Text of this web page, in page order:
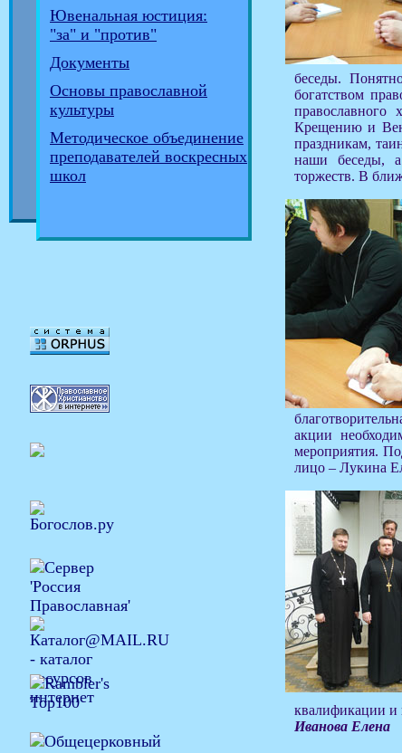
Ювенальная юстиция:
"за" и "против"
Документы
Основы православной
культуры
Методическое объединение
преподавателей воскресных
школ
беседы.
богатством
Крещению и
праздникам,
наши беседы, а
торжеств. В
акции
мероприятия.
лицо – Лукина
квалификации и
Иванова Елена